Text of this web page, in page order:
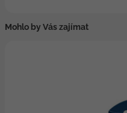
Mohlo by Vás zajímat